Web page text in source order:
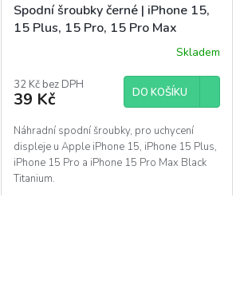
Spodní šroubky černé | iPhone 15,
15 Plus, 15 Pro, 15 Pro Max
Skladem
32 Kč bez DPH
39 Kč DO KOŠÍKU
Náhradní spodní šroubky, pro uchycení
displeje u Apple iPhone 15, iPhone 15 Plus,
iPhone 15 Pro a iPhone 15 Pro Max Black
Titanium.